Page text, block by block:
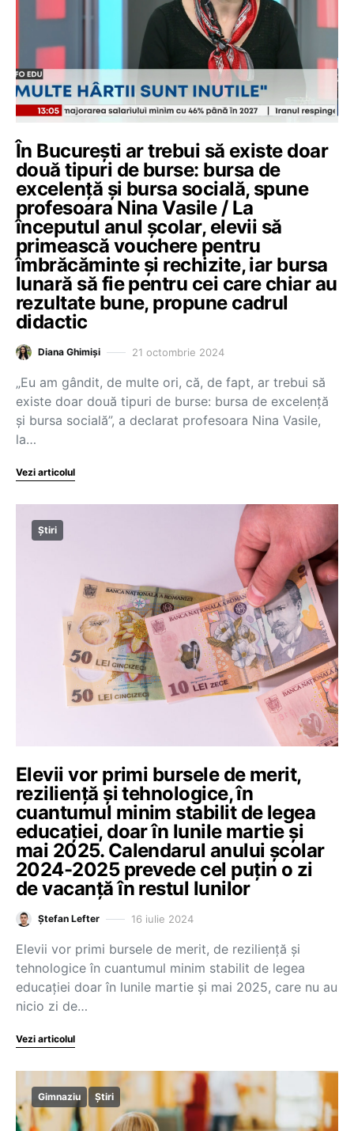
În București ar trebui să existe doar
două tipuri de burse: bursa de
excelență și bursa socială, spune
profesoara Nina Vasile / La
începutul anul școlar, elevii să
primească vouchere pentru
îmbrăcăminte și rechizite, iar bursa
lunară să fie pentru cei care chiar au
rezultate bune, propune cadrul
didactic
Diana Ghimiși 21 octombrie 2024
„Eu am gândit, de multe ori, că, de fapt, ar trebui să
existe doar două tipuri de burse: bursa de excelență
și bursa socială”, a declarat profesoara Nina Vasile,
la…
Vezi articolul
Știri
Elevii vor primi bursele de merit,
reziliență și tehnologice, în
cuantumul minim stabilit de legea
educației, doar în lunile martie și
mai 2025. Calendarul anului școlar
2024-2025 prevede cel puțin o zi
de vacanță în restul lunilor
Ștefan Lefter 16 iulie 2024
Elevii vor primi bursele de merit, de reziliență și
tehnologice în cuantumul minim stabilit de legea
educației doar în lunile martie și mai 2025, care nu au
nicio zi de…
Vezi articolul
Gimnaziu Știri